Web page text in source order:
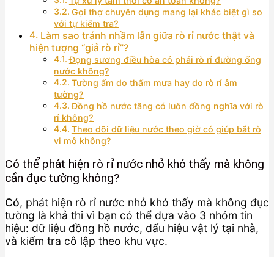
Gọi thợ chuyên dụng mang lại khác biệt gì so
với tự kiểm tra?
Làm sao tránh nhầm lẫn giữa rò rỉ nước thật và
hiện tượng “giả rò rỉ”?
Đọng sương điều hòa có phải rò rỉ đường ống
nước không?
Tường ẩm do thấm mưa hay do rò rỉ âm
tường?
Đồng hồ nước tăng có luôn đồng nghĩa với rò
rỉ không?
Theo dõi dữ liệu nước theo giờ có giúp bắt rò
vi mô không?
Có thể phát hiện rò rỉ nước nhỏ khó thấy mà không
cần đục tường không?
Có, phát hiện rò rỉ nước nhỏ khó thấy mà không đục
tường là khả thi vì bạn có thể dựa vào 3 nhóm tín
hiệu: dữ liệu đồng hồ nước, dấu hiệu vật lý tại nhà,
và kiểm tra cô lập theo khu vực.